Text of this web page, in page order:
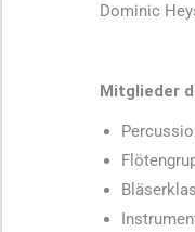
Dominic
Mitglieder